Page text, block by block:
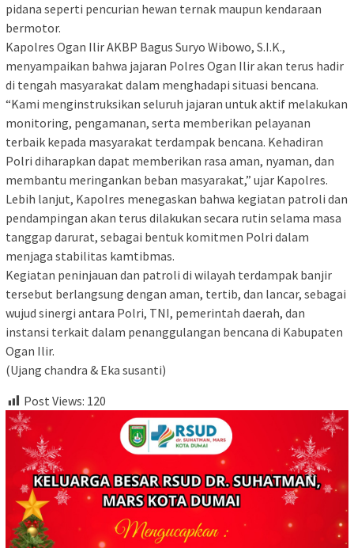
pidana seperti pencurian hewan ternak maupun kendaraan
bermotor.
‎Kapolres Ogan Ilir AKBP Bagus Suryo Wibowo, S.I.K.,
menyampaikan bahwa jajaran Polres Ogan Ilir akan terus hadir
di tengah masyarakat dalam menghadapi situasi bencana.
‎“Kami menginstruksikan seluruh jajaran untuk aktif melakukan
monitoring, pengamanan, serta memberikan pelayanan
terbaik kepada masyarakat terdampak bencana. Kehadiran
Polri diharapkan dapat memberikan rasa aman, nyaman, dan
membantu meringankan beban masyarakat,” ujar Kapolres.
‎Lebih lanjut, Kapolres menegaskan bahwa kegiatan patroli dan
pendampingan akan terus dilakukan secara rutin selama masa
tanggap darurat, sebagai bentuk komitmen Polri dalam
menjaga stabilitas kamtibmas.
‎Kegiatan peninjauan dan patroli di wilayah terdampak banjir
tersebut berlangsung dengan aman, tertib, dan lancar, sebagai
wujud sinergi antara Polri, TNI, pemerintah daerah, dan
instansi terkait dalam penanggulangan bencana di Kabupaten
Ogan Ilir.
‎(Ujang chandra & Eka susanti)
Post Views: 120